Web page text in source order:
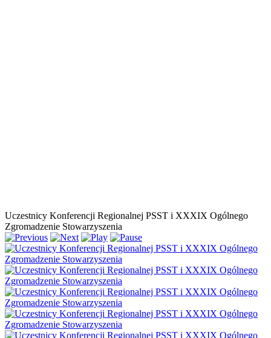
Uczestnicy Konferencji Regionalnej PSST i XXXIX Ogólnego
Zgromadzenie Stowarzyszenia